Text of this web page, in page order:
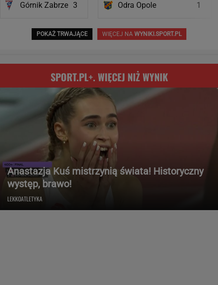
Górnik Zabrze 3
Odra Opole
1
POKAŻ TRWAJĄCE WIĘCEJ NA WYNIKI.SPORT.PL
SPORT.PL+. WIĘCEJ NIŻ WYNIK
Anastazja Kuś mistrzynią świata! Historyczny
występ, brawo!
LEKKOATLETYKA